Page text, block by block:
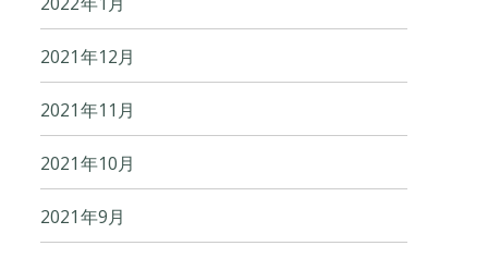
2021年12月
2021年11月
2021年10月
2021年9月